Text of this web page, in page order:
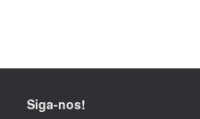
Siga-nos!